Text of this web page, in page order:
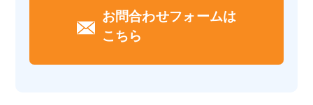
お問合わせフォームは
こちら